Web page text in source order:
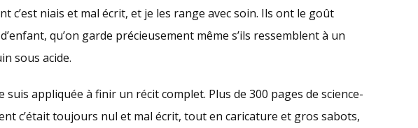
c’est niais et mal écrit, et je les range avec soin. Ils ont le goût
qu’on garde précieusement même s’ils ressemblent à un
sous acide.
suis appliquée à finir un récit complet. Plus de 300 pages de science-
c’était toujours nul et mal écrit, tout en caricature et gros sabots,